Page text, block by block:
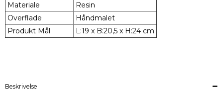
Materiale
Resin
Overflade
Håndmalet
Produkt Mål
L:19 x B:20,5 x H:24 cm
Beskrivelse